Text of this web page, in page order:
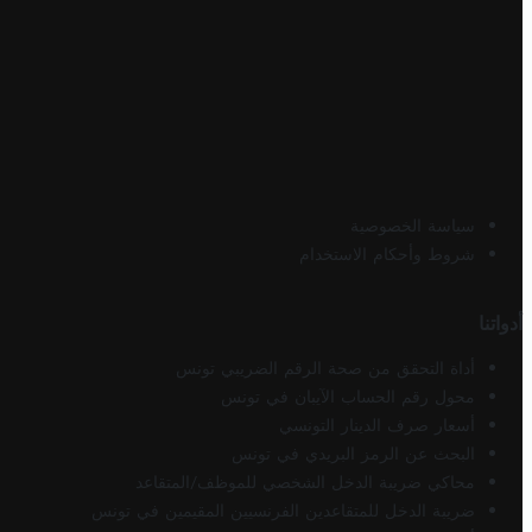
سياسة الخصوصية
شروط وأحكام الاستخدام
أدواتنا
أداة التحقق من صحة الرقم الضريبي تونس
محول رقم الحساب الآيبان في تونس
أسعار صرف الدينار التونسي
البحث عن الرمز البريدي في تونس
محاكي ضريبة الدخل الشخصي للموظف/المتقاعد
ضريبة الدخل للمتقاعدين الفرنسيين المقيمين في تونس